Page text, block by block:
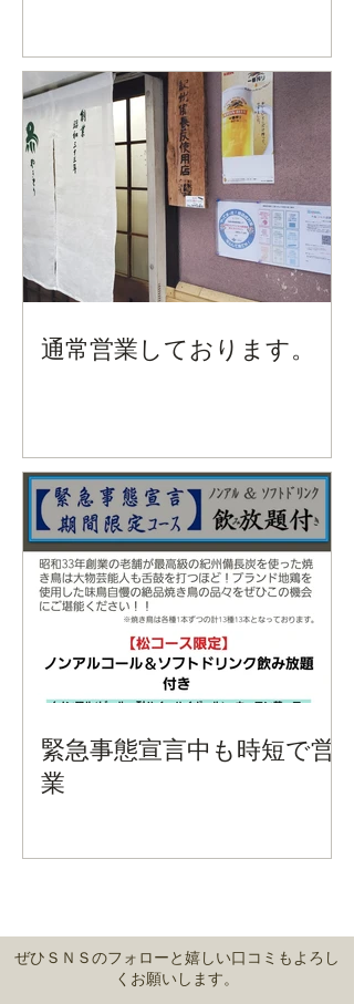
通常営業しております。
緊急事態宣言中も時短で営
業
ぜひＳＮＳのフォローと嬉しい口コミもよろし
くお願いします。